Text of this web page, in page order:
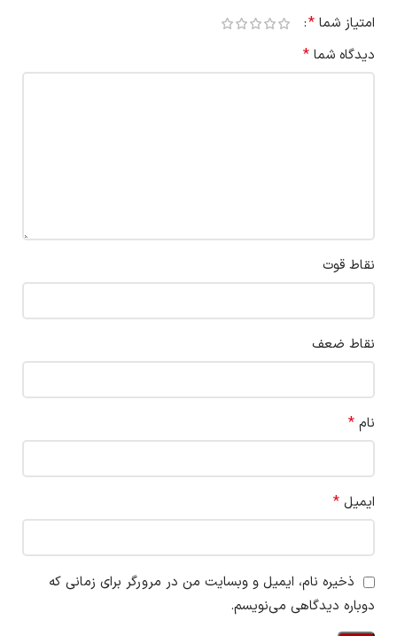
امتیاز شما *
دیدگاه شما *
نقاط قوت
نقاط ضعف
نام *
ایمیل *
ذخیره نام، ایمیل و وبسایت من در مرورگر برای زمانی که
دوباره دیدگاهی می‌نویسم.